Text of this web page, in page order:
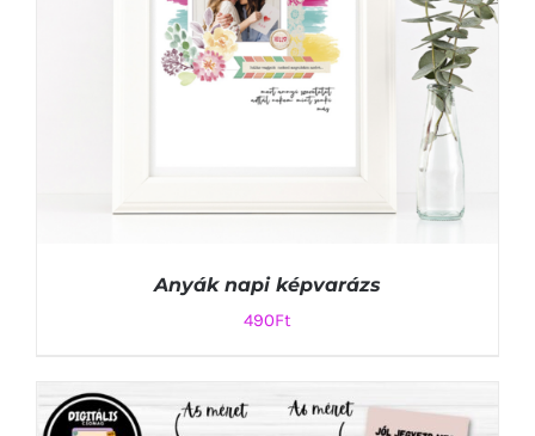
Anyák napi képvarázs
490Ft